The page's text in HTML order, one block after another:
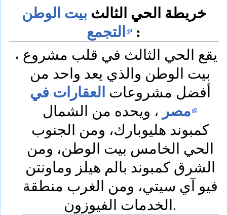
خريطة الحي الثالث بيت الوطن
التجمع :
يقع الحي الثالث في قلب مشروع
بيت الوطن والذي يعد واحد من
أفضل مشروعات العقارات في
مصر ، ويحده من الشمال
كمبوند هليوبارك، ومن الجنوب
الحي الخامس بيت الوطن، ومن
الشرق كمبوند بالم هيلز وماونتن
فيو آي سيتي، ومن الغرب منطقة
الخدمات الفيوزون.